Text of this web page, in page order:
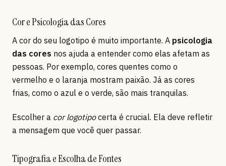
Cor e Psicologia das Cores
A cor do seu logotipo é muito importante. A psicologia
das cores nos ajuda a entender como elas afetam as
pessoas. Por exemplo, cores quentes como o
vermelho e o laranja mostram paixão. Já as cores
frias, como o azul e o verde, são mais tranquilas.
Escolher a cor logotipocerta é crucial. Ela deve refletir
a mensagem que você quer passar.
Tipografia e Escolha de Fontes